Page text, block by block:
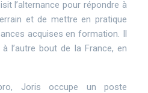
l’alternance pour répondre à
et de mettre en pratique
acquises en formation. Il
l’autre bout de la France, en
Joris occupe un poste